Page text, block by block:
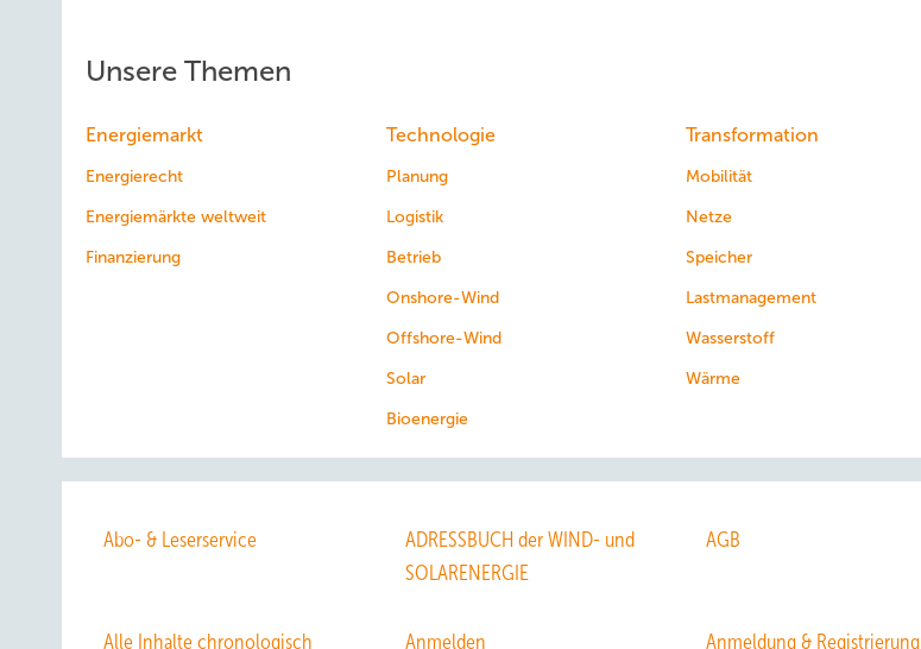
Unsere Themen
Energiemarkt
Energierecht
Energiemärkte weltweit
Finanzierung
Technologie
Planung
Logistik
Betrieb
Onshore-Wind
Offshore-Wind
Solar
Bioenergie
Transformation
Mobilität
Netze
Speicher
Lastmanagement
Wasserstoff
Wärme
Abo- & Leserservice
ADRESSBUCH der WIND- und
SOLARENERGIE
AGB
Alle Inhalte chronologisch Anmelden Anmeldung & Registrierung